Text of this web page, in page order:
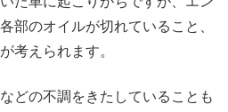
部のオイルが切れていること、
考えられます。
どの不調をきたしていることも